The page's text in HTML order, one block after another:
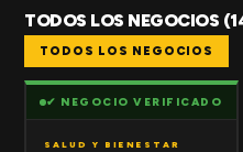
TODOS LOS NEGOCIOS
TODOS LOS NEGOCIOS
✔ NEGOCIO VERIFICADO
SALUD Y BIENESTAR